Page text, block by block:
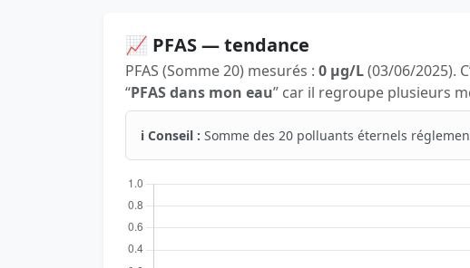
📈 PFAS — tendance
PFAS (Somme 20) mesurés : 0 µg/L(03/06/2025).
“PFAS dans mon eau” car il regroupe plusieurs
ℹ️ Conseil : Somme des 20 polluants éternels